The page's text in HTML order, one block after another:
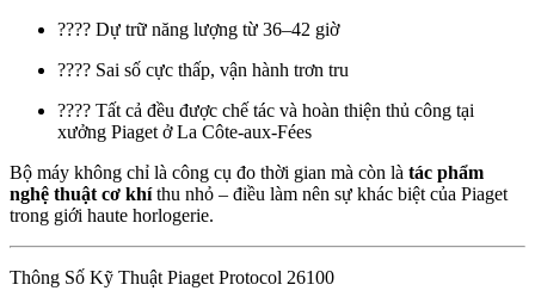
???? Dự trữ năng lượng từ 36–42 giờ
???? Sai số cực thấp, vận hành trơn tru
???? Tất cả đều được chế tác và hoàn thiện thủ công tại
xưởng Piaget ở La Côte-aux-Fées
Bộ máy không chỉ là công cụ đo thời gian mà còn là tác phẩm
nghệ thuật cơ khíthu nhỏ – điều làm nên sự khác biệt của Piaget
trong giới haute horlogerie.
Thông Số Kỹ Thuật Piaget Protocol 26100